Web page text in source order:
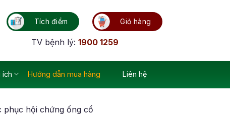
Tích điểm Giỏ hàng
TV bệnh lý: 1900 1259
ích Hướng dẫn mua hàng Liên hệ
phục hội chứng ống cổ